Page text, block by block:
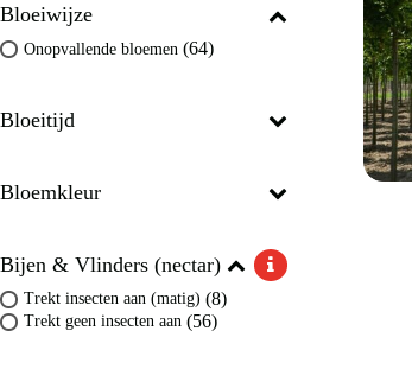
Bloeiwijze
Onopvallende bloemen (64)
Bloeitijd
Bloemkleur
Bijen & Vlinders (nectar)
Trekt insecten aan (matig) (8)
Trekt geen insecten aan (56)